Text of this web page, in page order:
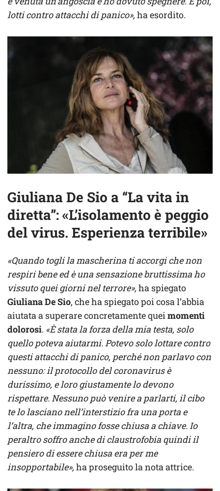
lotti contro attacchi di panico»,ha esordito.
Giuliana De Sio a “La vita in
diretta”: «L’isolamento è peggio
del virus. Esperienza terribile»
«Quando togli la mascherina ti accorgi che non
respiri bene ed è una sensazione bruttissima ho
vissuto quei giorni nel terrore»,ha spiegato
Giuliana De Sio, che ha spiegato poi cosa l’abbia
aiutata a superare concretamente queimomenti
dolorosi. «È stata la forza della mia testa, solo
quello poteva aiutarmi. Potevo solo lottare contro
questi attacchi di panico, perché non parlavo con
nessuno: il protocollo del coronavirus è
durissimo, e loro giustamente lo devono
rispettare. Nessuno può venire a parlarti, il cibo
te lo lasciano nell’interstizio fra una porta e
l’altra, che immagino fosse chiusa a chiave. Io
peraltro soffro anche di claustrofobia quindi il
pensiero di essere chiusa era per me
insopportabile»,ha proseguito la nota attrice.